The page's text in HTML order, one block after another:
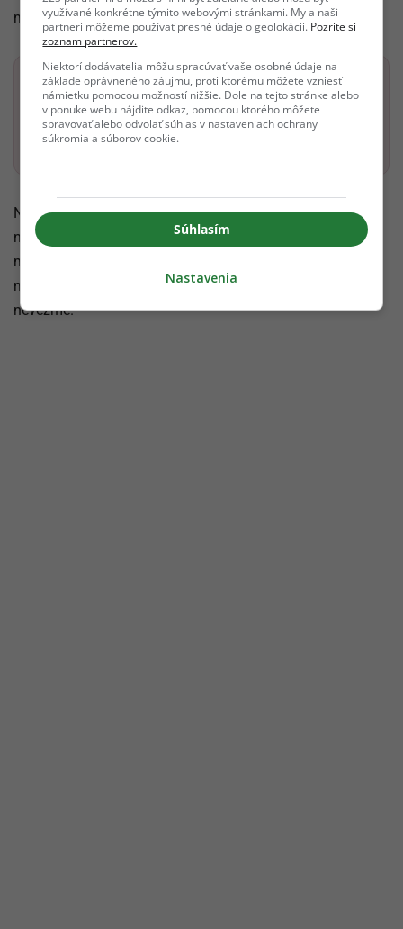
ma bral ako nejakú záplatu či prechodnú stanicu.
Dostaň Odzadu do svojich Google odporúčaní
Pridať ako preferovaný zdroj
Niekedy musíme prejsť tou najväčšou bolesťou, aby sme
našli svoju vlastnú hodnotu, hrdosť a vnútornú silu. Oliver
ma síce pripravil o ilúzie o dokonalej láske, ale vrátil mi
moju vlastnú hrdosť a slobodu, ktorú mi už nikto a nikdy
nevezme.
využívané konkrétne týmito webovými stránkami. My a naši
partneri môžeme používať presné údaje o geolokácii. Pozrite si
zoznam partnerov.
Niektorí dodávatelia môžu spracúvať vaše osobné údaje na
základe oprávneného záujmu, proti ktorému môžete vzniesť
námietku pomocou možností nižšie. Dole na tejto stránke alebo
v ponuke webu nájdite odkaz, pomocou ktorého môžete
spravovať alebo odvolať súhlas v nastaveniach ochrany
súkromia a súborov cookie.
Súhlasím
Nastavenia